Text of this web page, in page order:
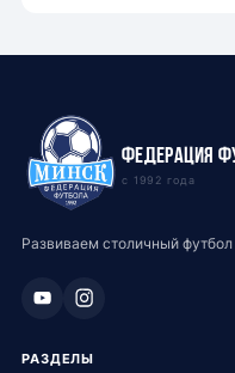
Федерация
с 1992 года
Развиваем столичный футбол
РАЗДЕЛЫ